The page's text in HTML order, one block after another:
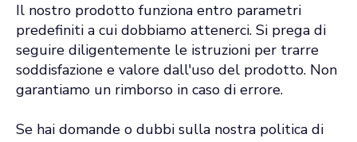
Il nostro prodotto funziona entro parametri
predefiniti a cui dobbiamo attenerci. Si prega di
seguire diligentemente le istruzioni per trarre
soddisfazione e valore dall'uso del prodotto. Non
garantiamo un rimborso in caso di errore.
Se hai domande o dubbi sulla nostra politica di